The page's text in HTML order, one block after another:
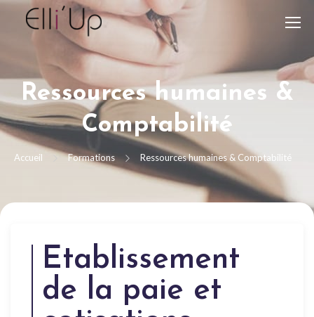
Ressources humaines &
Comptabilité
Accueil Formations Ressources humaines & Comptabilité
Etablissement
de la paie et